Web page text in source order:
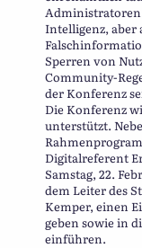
Intelligenz, aber
Sperren von
Community-
der Konferenz
Die Konferenz
unterstützt.
Digitalreferent
Samstag, 22.
dem Leiter des
Kemper, einen
geben sowie in
einführen.